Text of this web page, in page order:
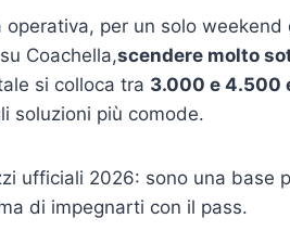
operativa, per un solo
Coachella,scendere molto
si colloca tra 3.000 e 4.500
soluzioni più comode.
ufficiali 2026: sono una base
di impegnarti con il pass.